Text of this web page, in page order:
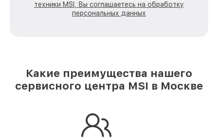
техники MSI, Вы соглашаетесь на обработку
персональных данных
Какие преимущества нашего
сервисного центра MSI в Москве